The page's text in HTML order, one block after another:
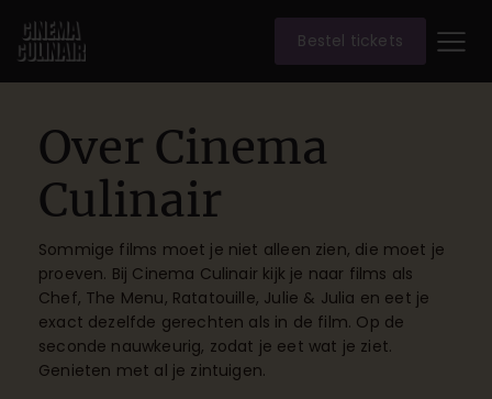
Bestel tickets
Over Cinema
Culinair
Sommige films moet je niet alleen zien, die moet je
proeven. Bij Cinema Culinair kijk je naar films als
Chef, The Menu, Ratatouille, Julie & Julia en eet je
exact dezelfde gerechten als in de film. Op de
seconde nauwkeurig, zodat je eet wat je ziet.
Genieten met al je zintuigen.